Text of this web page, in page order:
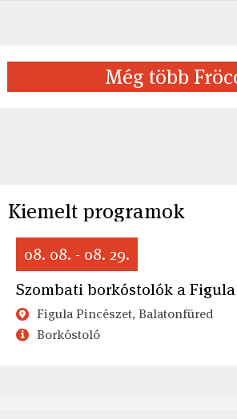
Még több
Kiemelt programok
08. 08. - 08. 29.
Szombati borkóstolók a
Figula Pincészet, Balatonfüred
Borkóstoló